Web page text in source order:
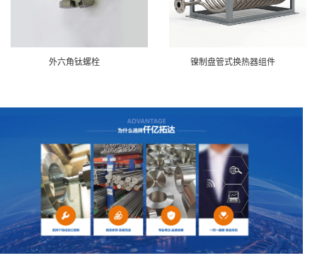
外六角钛螺栓 镍制盘管式换热器组件